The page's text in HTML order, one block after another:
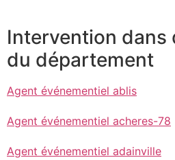
Intervention dans
du département
Agent événementiel ablis
Agent événementiel acheres-78
Agent événementiel adainville